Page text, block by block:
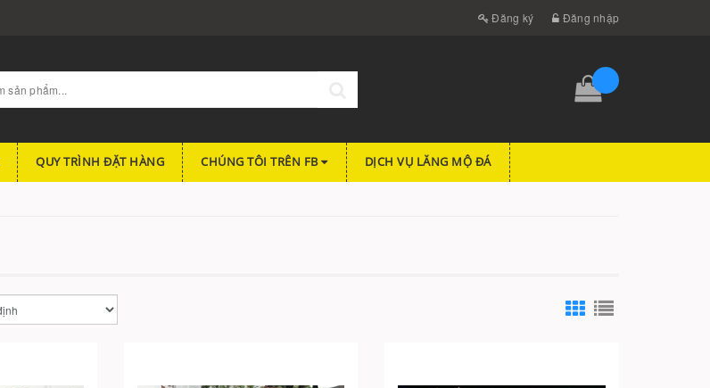
Đăng ký Đăng nhập
QUY TRÌNH ĐẶT HÀNG CHÚNG TÔI TRÊN FB DỊCH VỤ LĂNG MỘ ĐÁ